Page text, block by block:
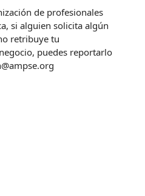
de profesionales
si alguien solicita algún
retribuye tu
puedes reportarlo